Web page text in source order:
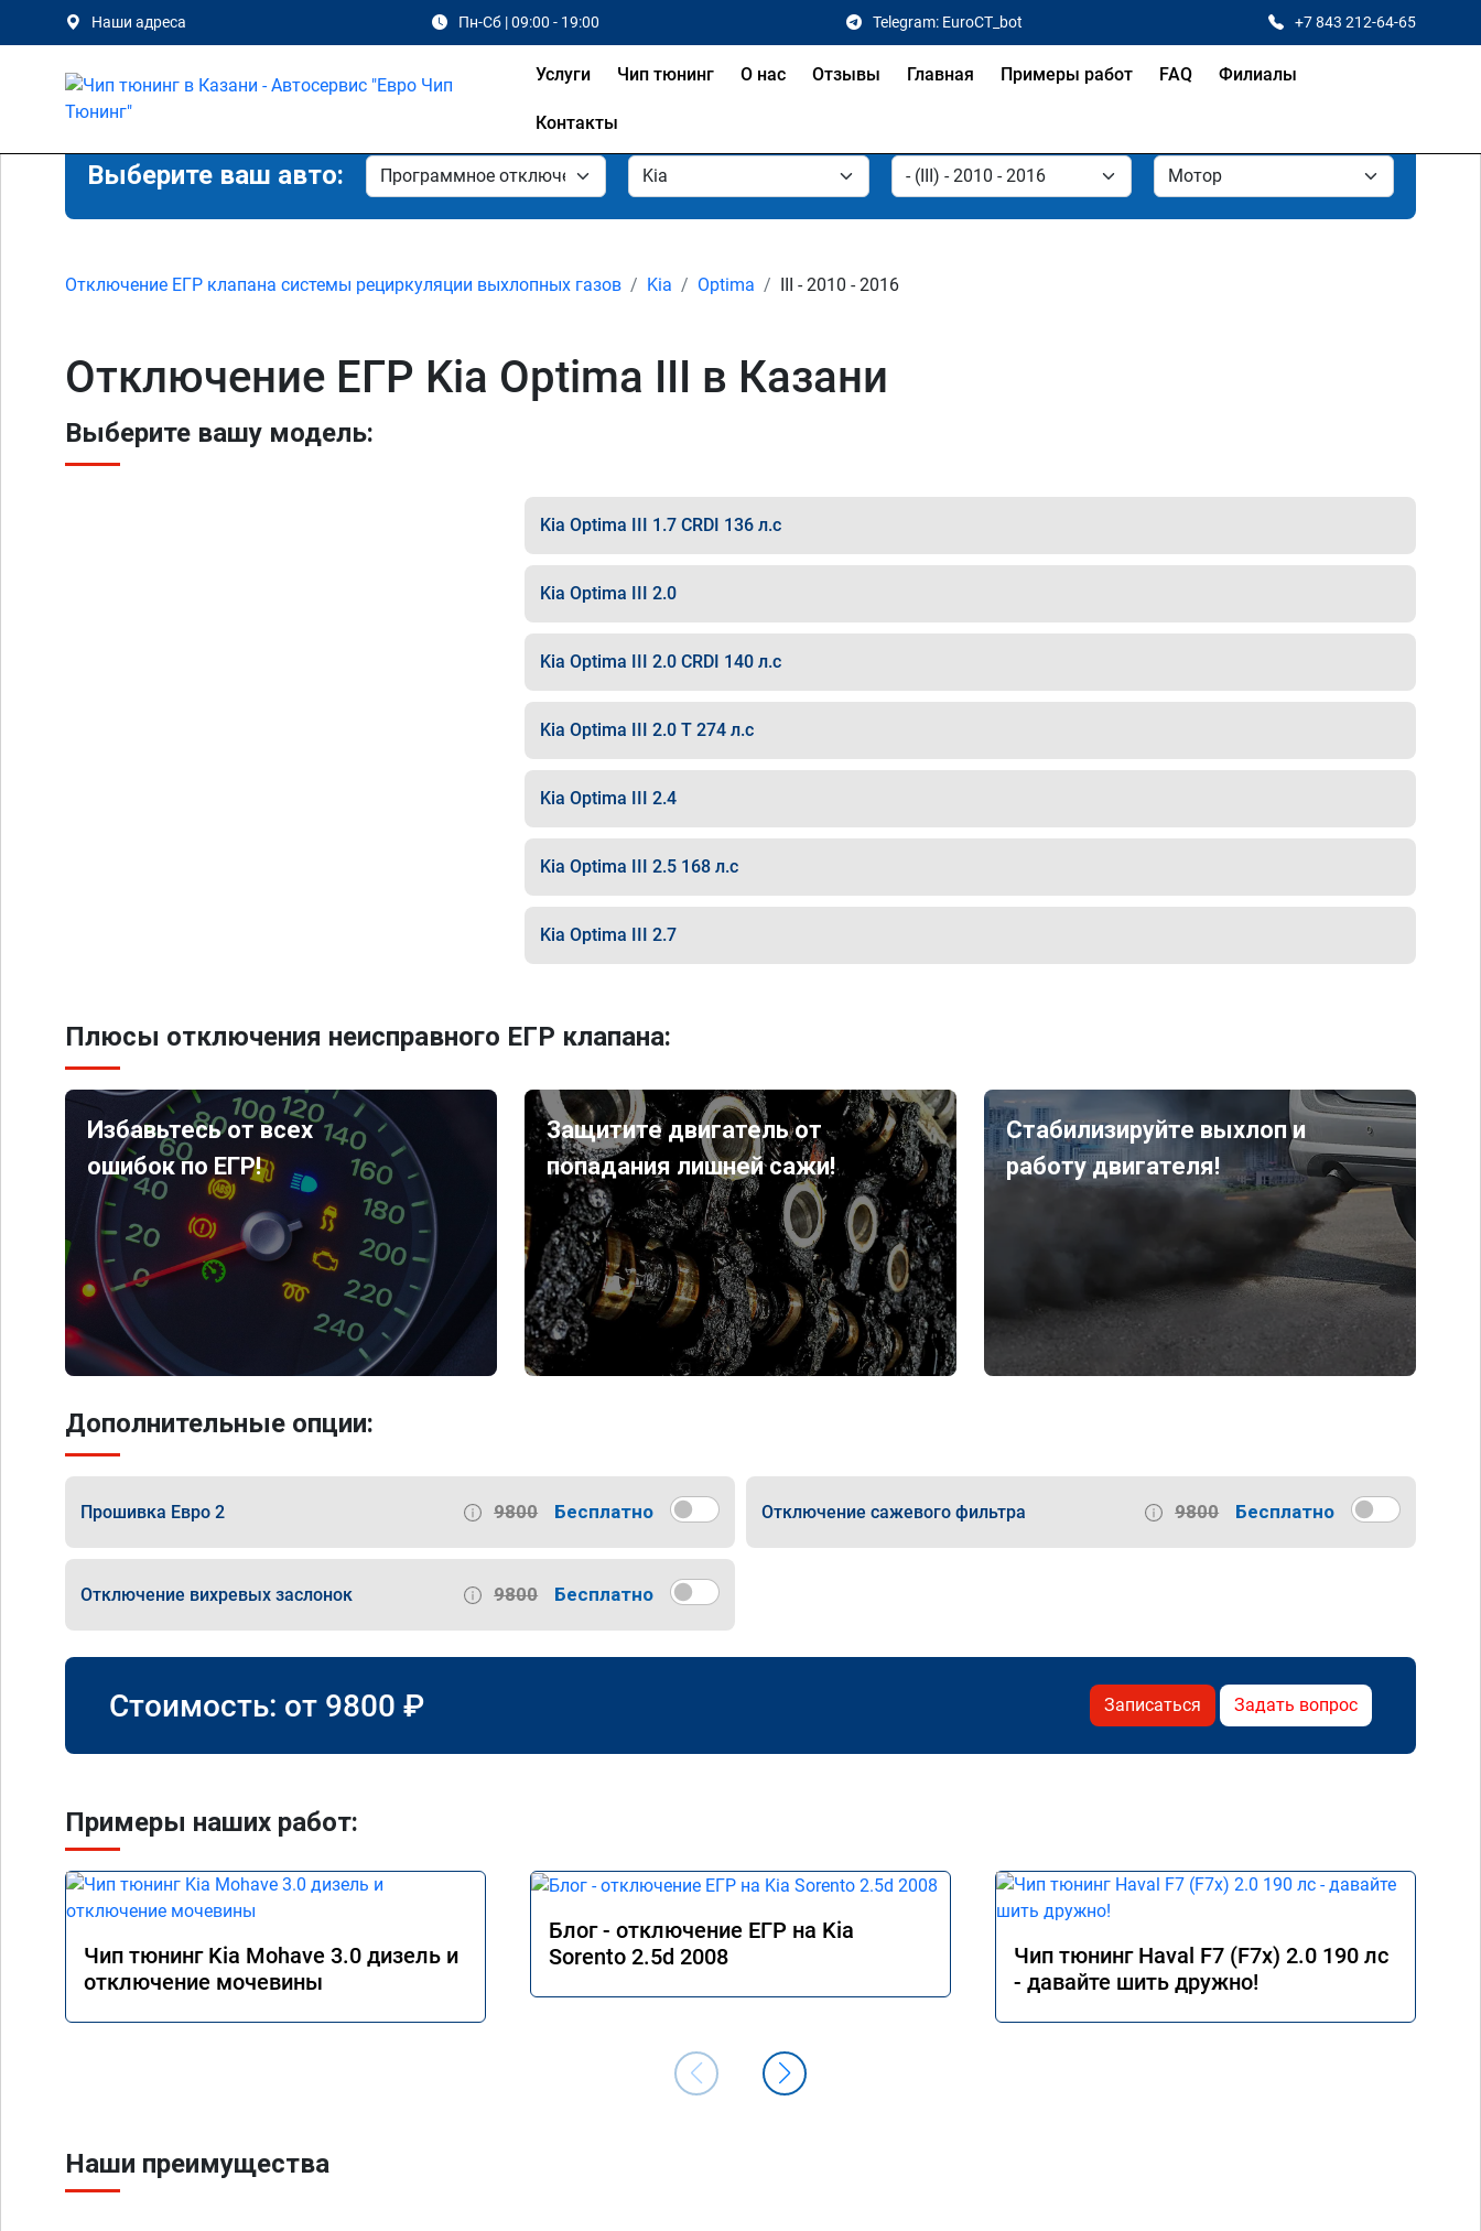
Наши адреса Пн-Сб | 09:00 - 19:00 Telegram: EuroCT_bot +7 843 212-64-65
Услуги Чип тюнинг О нас Отзывы Главная Примеры работ FAQ Филиалы
Контакты
Выберите ваш авто:
Отключение ЕГР клапана системы рециркуляции выхлопных газов Kia Optima III - 2010 - 2016
Отключение ЕГР Kia Optima III в Казани
Выберите вашу модель:
Kia Optima III 1.7 CRDI 136 л.с
Kia Optima III 2.0
Kia Optima III 2.0 CRDI 140 л.с
Kia Optima III 2.0 T 274 л.с
Kia Optima III 2.4
Kia Optima III 2.5 168 л.с
Kia Optima III 2.7
Плюсы отключения неисправного ЕГР клапана:
Избавьтесь от всех
ошибок по ЕГР!
Защитите двигатель от
попадания лишней сажи!
Стабилизируйте выхлоп и
работу двигателя!
Дополнительные опции:
Прошивка Евро 2 9800 Бесплатно Отключение сажевого фильтра 9800 Бесплатно
Отключение вихревых заслонок 9800 Бесплатно
Стоимость: от 9800 ₽ Записаться Задать вопрос
Примеры наших работ:
Чип тюнинг Kia Mohave 3.0 дизель и
отключение мочевины
Блог - отключение ЕГР на Kia
Sorento 2.5d 2008
Чип тюнинг Haval F7 (F7x) 2.0 190 лс
- давайте шить дружно!
Наши преимущества